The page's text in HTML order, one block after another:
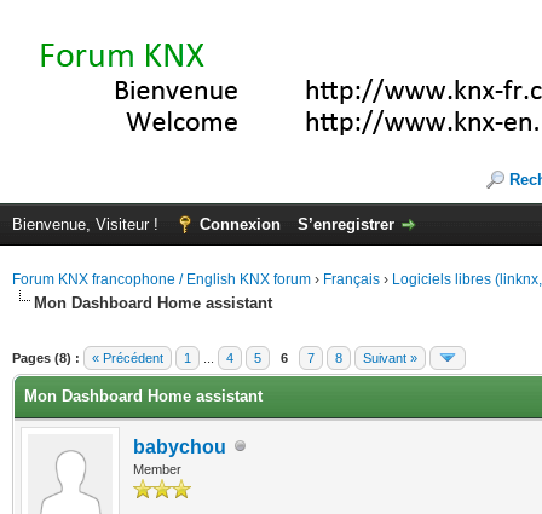
Bienvenue, Visiteur ! Connexion S’enregistrer
Forum KNX francophone / English KNX forum › Français › Logiciels libres
Mon Dashboard Home assistant
Pages (8) : « Précédent 1 4 5 6 7 8 Suivant »
Mon Dashboard Home assistant
babychou
Member